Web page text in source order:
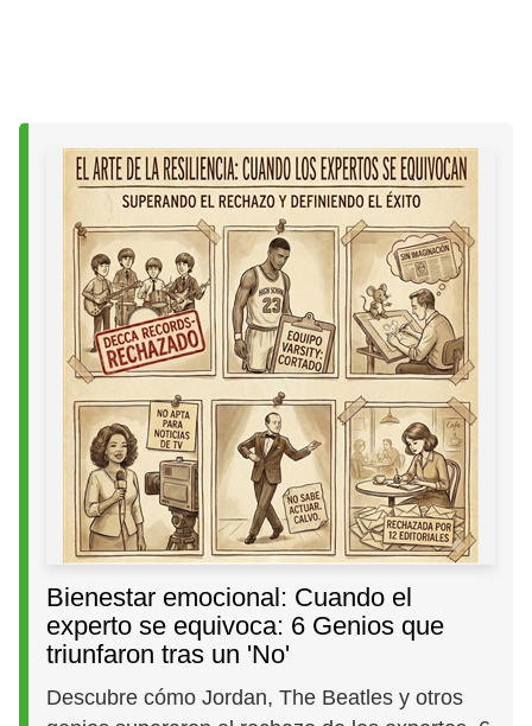
Bienestar emocional: Cuando el
experto se equivoca: 6 Genios que
triunfaron tras un 'No'
Descubre cómo Jordan, The Beatles y otros